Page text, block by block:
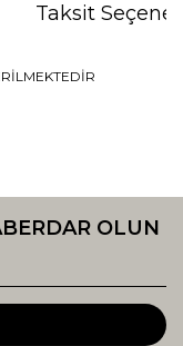
Taksit
öneri formunu
OLUN